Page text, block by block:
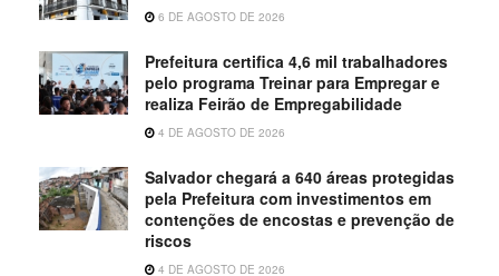
6 DE AGOSTO DE 2026
Prefeitura certifica 4,6 mil trabalhadores
pelo programa Treinar para Empregar e
realiza Feirão de Empregabilidade
4 DE AGOSTO DE 2026
Salvador chegará a 640 áreas protegidas
pela Prefeitura com investimentos em
contenções de encostas e prevenção de
riscos
4 DE AGOSTO DE 2026